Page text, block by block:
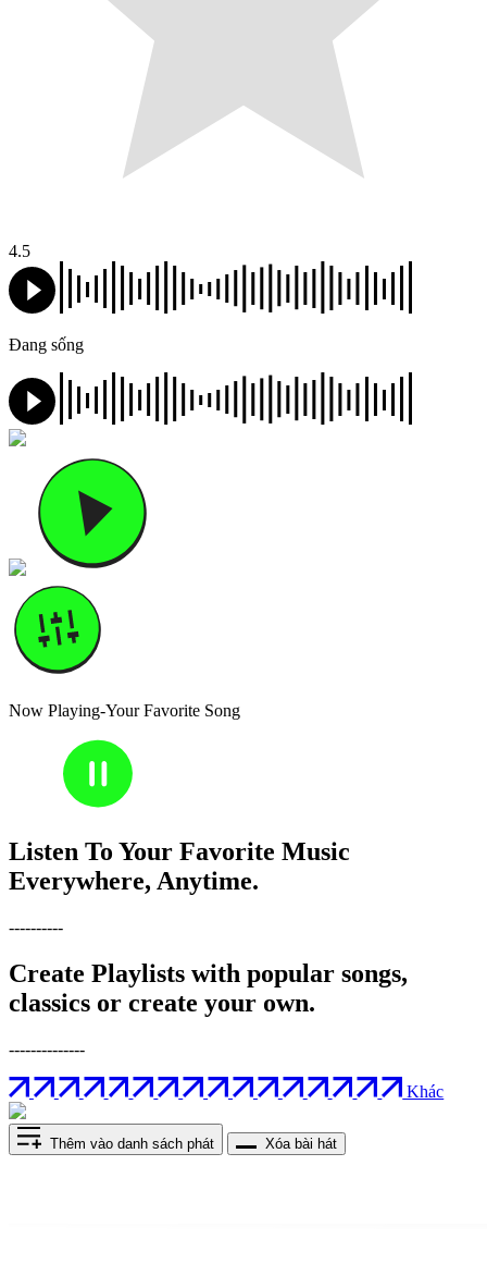
4.5
Đang sống
Now Playing-Your Favorite Song
Listen To Your Favorite Music
Everywhere, Anytime.
----------
Create Playlists with popular songs,
classics or create your own.
--------------
Khác
Thêm vào danh sách phát Xóa bài hát